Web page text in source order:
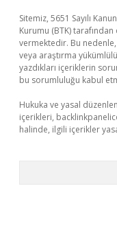
Sitemiz, 5651 Sayılı
Kurumu (BTK)
vermektedir. Bu
veya araştırma
yazdıkları içeriklerin
bu sorumluluğu kabul
Hukuka ve yasal
içerikleri,
halinde, ilgili içerikler